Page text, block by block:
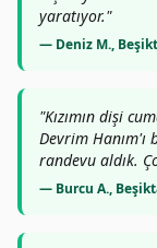
yaratıyor."
— Deniz M.,
"Kızımın dişi
Devrim Hanım'ı
randevu aldık.
— Burcu A.,